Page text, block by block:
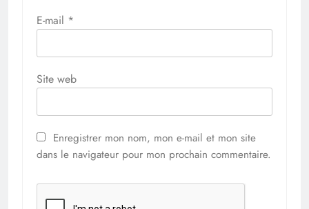
E-mail *
Site web
Enregistrer mon nom, mon e-mail et mon site
dans le navigateur pour mon prochain commentaire.